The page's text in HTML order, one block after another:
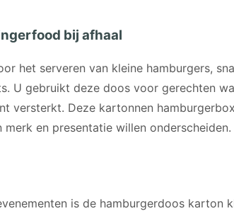
bij afhaal
het serveren van kleine hamburgers,
U gebruikt deze doos voor gerechten
versterkt. Deze kartonnen
en presentatie willen onderscheiden.
is de hamburgerdoos karton